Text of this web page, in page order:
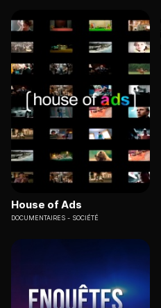
House of Ads
DOCUMENTAIRES SOCIÉTÉ